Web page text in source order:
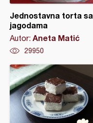
Jednostavna torta sa
jagodama
Autor: Aneta Matić
29950